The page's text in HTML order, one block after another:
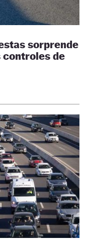
sorprende
controles de